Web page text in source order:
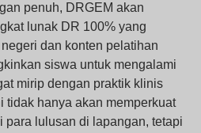
penuh, DRGEM akan
lunak DR 100% yang
dan konten pelatihan
siswa untuk mengalami
mirip dengan praktik klinis
tidak hanya akan memperkuat
para lulusan di lapangan, tetapi